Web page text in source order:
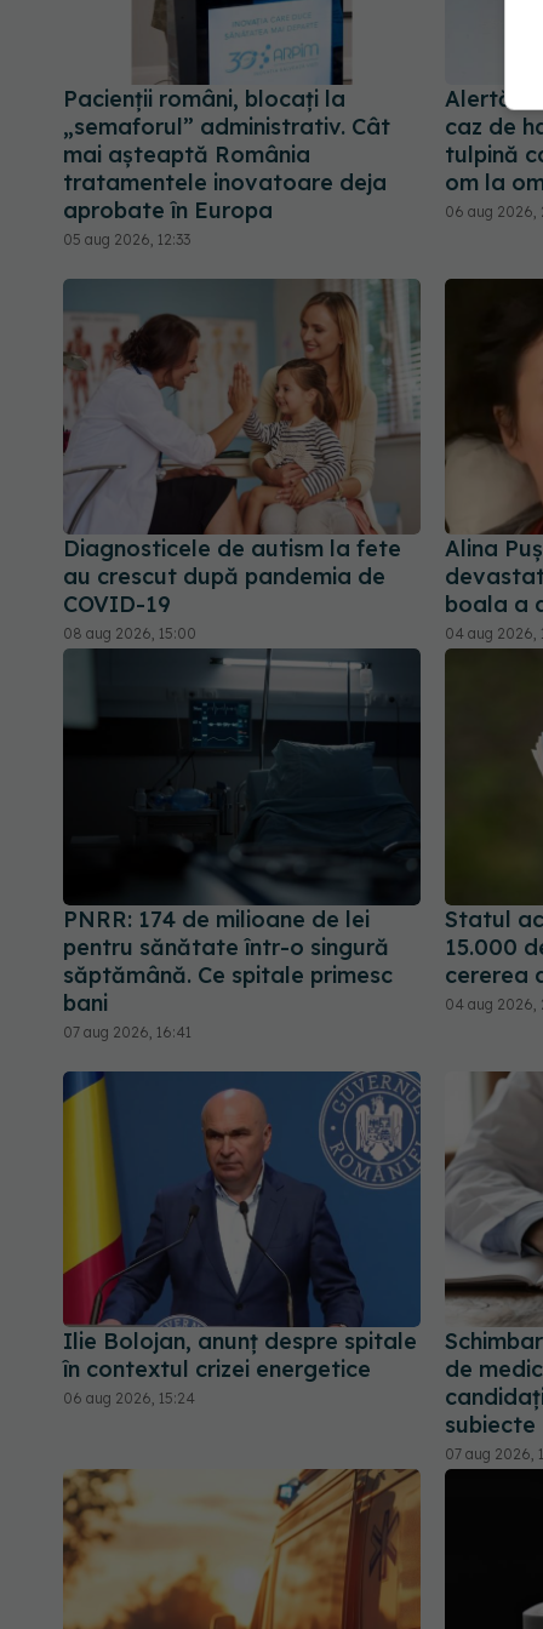
Pacienții români, blocați la
„semaforul” administrativ. Cât
mai așteaptă România
tratamentele inovatoare deja
aprobate în Europa
05 aug 2026, 12:33
Alertă în
caz de
tulpină
om la om
06 aug 2026,
Diagnosticele de autism la fete
au crescut după pandemia de
COVID-19
08 aug 2026, 15:00
Alina
boala a
04 aug 2026,
PNRR: 174 de milioane de lei
pentru sănătate într-o singură
săptămână. Ce spitale primesc
bani
07 aug 2026, 16:41
Statul
15.000
cererea
04 aug 2026,
Ilie Bolojan, anunț despre spitale
în contextul crizei energetice
06 aug 2026, 15:24
de
subiecte
07 aug 2026,